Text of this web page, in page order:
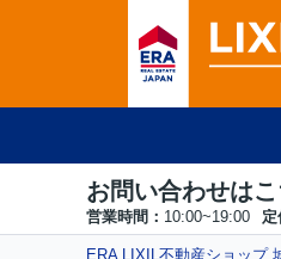
お問い合わせはこ
営業時間： 10:00~19:00 定
ERA LIXIL不動産ショップ